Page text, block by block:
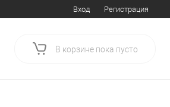
Вход Регистрация
В корзине пока пусто